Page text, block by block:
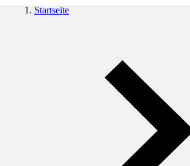
Startseite